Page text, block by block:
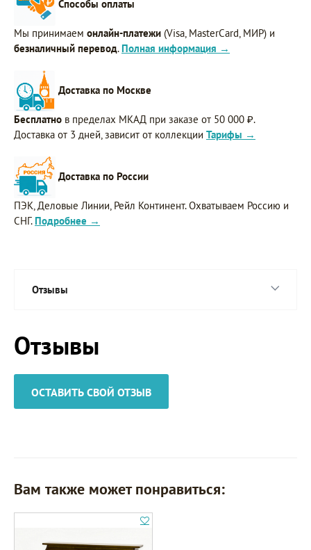
Способы оплаты
Мы принимаем онлайн-платежи (Visa, MasterCard, МИР) и
безналичный перевод. Полная информация →
Доставка по Москве
Бесплатно в пределах МКАД при заказе от 50 000 ₽.
Доставка от 3 дней, зависит от коллекции Тарифы →
Доставка по России
ПЭК, Деловые Линии, Рейл Континент. Охватываем Россию и
СНГ. Подробнее →
Отзывы
Отзывы
ОСТАВИТЬ СВОЙ ОТЗЫВ
Вам также может понравиться: